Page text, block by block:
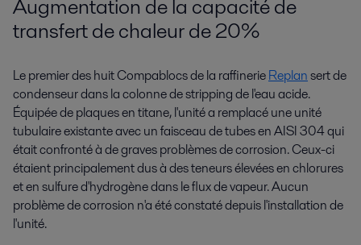
Augmentation de la capacité de
transfert de chaleur de 20%
Le premier des huit Compablocs de la raffinerieReplansert de
condenseur dans la colonne de stripping de l'eau acide.
Équipée de plaques en titane, l'unité a remplacé une unité
tubulaire existante avec un faisceau de tubes en AISI 304 qui
était confronté à de graves problèmes de corrosion. Ceux-ci
étaient principalement dus à des teneurs élevées en chlorures
et en sulfure d'hydrogène dans le flux de vapeur. Aucun
problème de corrosion n'a été constaté depuis l'installation de
l'unité.